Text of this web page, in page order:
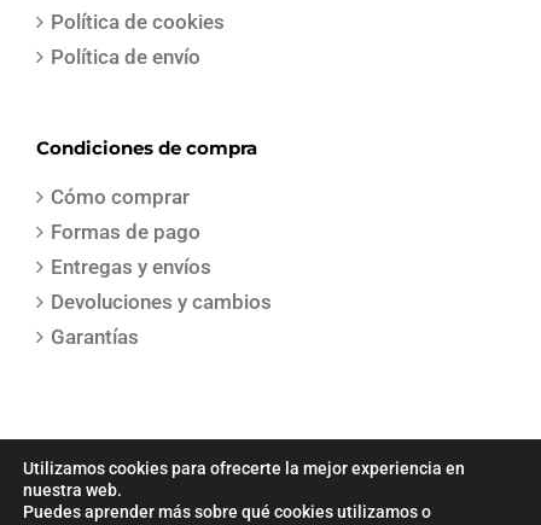
Política de cookies
Política de envío
Condiciones de compra
Cómo comprar
Formas de pago
Entregas y envíos
Devoluciones y cambios
Garantías
COPYRIGHT 2021 | Todos los derechos reservados | Creado por
Utilizamos cookies para ofrecerte la mejor experiencia en
nuestra web.
Puedes aprender más sobre qué cookies utilizamos o